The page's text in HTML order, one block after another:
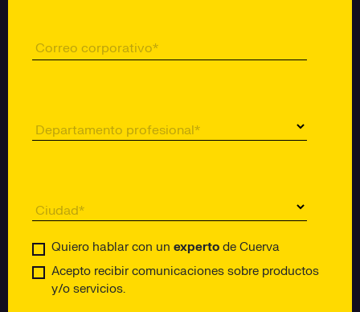
Correo corporativo*
Departamento profesional*
Ciudad*
Quiero hablar con un experto de Cuerva
Acepto recibir comunicaciones sobre productos
y/o servicios.